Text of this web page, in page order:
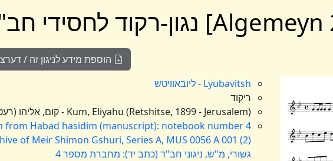
הוספת מידע לניגון זה /
Lyubavitsh - ליובאוויטש
ריקוד
Kum, Eliyahu (Retshitse, 1899 - Jerusalem) - קום, אליהו (רעטשיצע, תר"ס - ירושלים)
from Habad hasidim (manuscript): notebook number 4
of Meir Shimon Gshuri, Series A, MUS 0056 A 001 (2)
גשורי, מ"ש, ניגוני חב"ד (כתב יד): מחברת מספר 4